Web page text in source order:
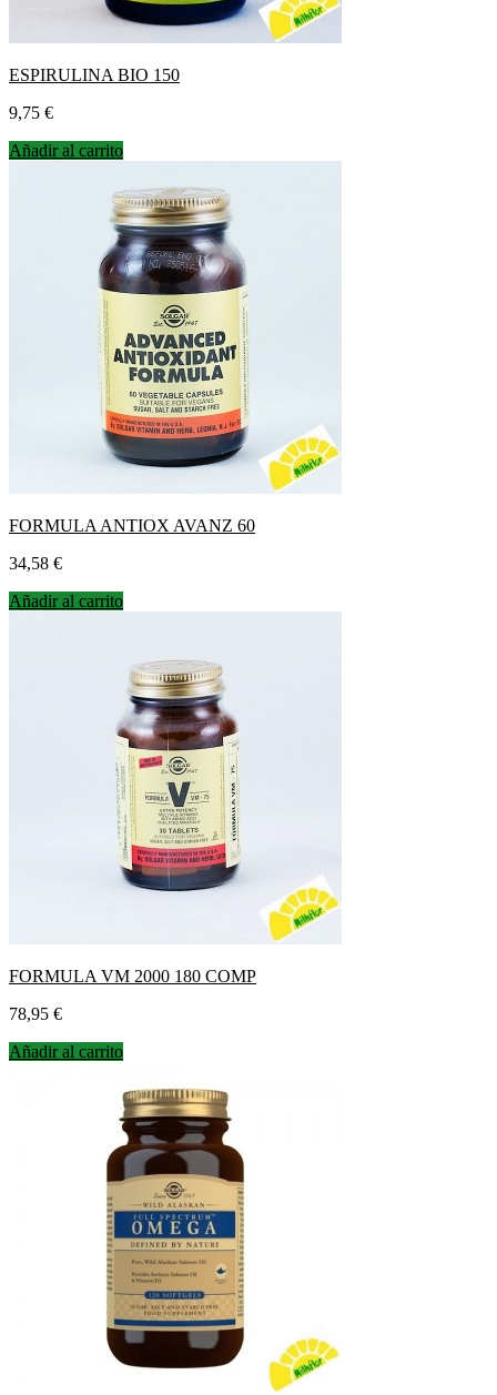
ESPIRULINA BIO 150
Precio
9,75 €
Añadir al carrito
FORMULA ANTIOX AVANZ 60
Precio
34,58 €
Añadir al carrito
FORMULA VM 2000 180 COMP
Precio
78,95 €
Añadir al carrito